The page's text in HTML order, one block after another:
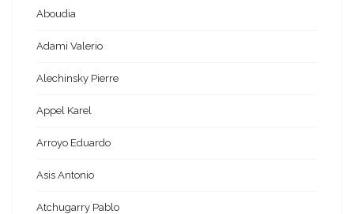
Aboudia
Adami Valerio
Alechinsky Pierre
Appel Karel
Arroyo Eduardo
Asis Antonio
Atchugarry Pablo